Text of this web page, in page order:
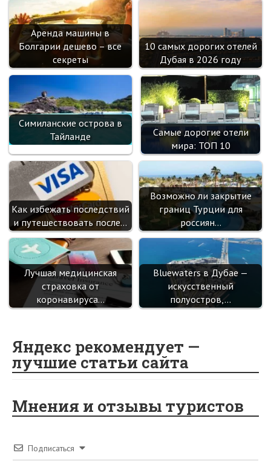
Аренда машины в
Болгарии дешево – все
секреты
10 самых дорогих отелей
Дубая в 2026 году
Симиланские острова в
Тайланде
Самые дорогие отели
мира: ТОП 10
Как избежать последствий
и путешествовать после…
Возможно ли закрытие
границ Турции для
россиян…
Лучшая медицинская
страховка от
коронавируса…
Bluewaters в Дубае —
искусственный
полуостров,…
Яндекс рекомендует —
лучшие статьи сайта
Мнения и отзывы туристов
Подписаться